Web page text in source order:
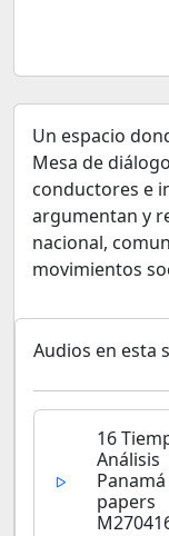
Un espacio
Mesa de
conductores e
argumentan y
nacional,
movimientos
Audios en esta
16
Análisis
Panamá
papers